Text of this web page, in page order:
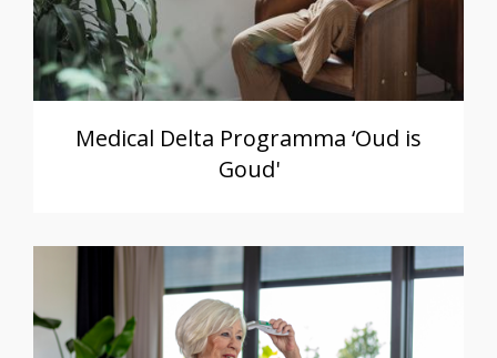
Medical Delta Programma ‘Oud is
Goud'